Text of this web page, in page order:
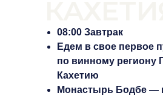
08:00 Завтрак
Едем в свое первое
по винному региону
Кахетию
Монастырь Бодбе —